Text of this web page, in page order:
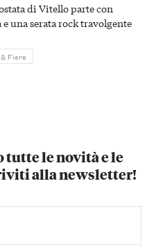
di Vitello parte con
e una serata rock travolgente
Fiere
tutte le novità e le
alla newsletter!